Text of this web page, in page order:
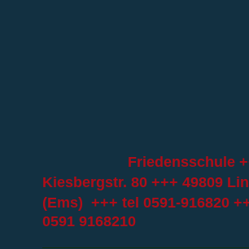
Friedensschule
Kiesbergstr. 80 +++ 49809
(Ems) +++ tel0591-916820
0591 9168210